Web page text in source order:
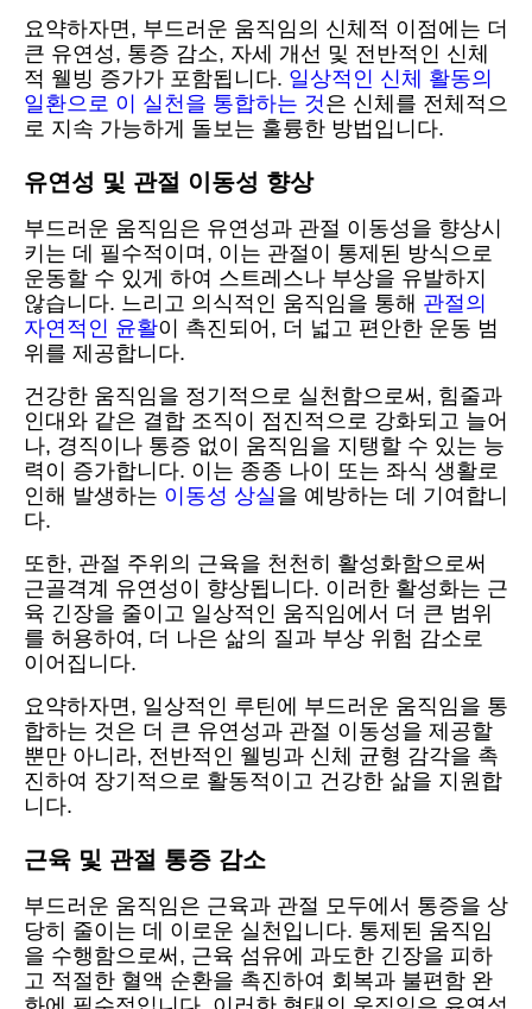
요약하자면, 부드러운 움직임의 신체적 이점에는 더
큰 유연성, 통증 감소, 자세 개선 및 전반적인 신체
적 웰빙 증가가 포함됩니다. 일상적인 신체 활동의
일환으로 이 실천을 통합하는 것은 신체를 전체적으
로 지속 가능하게 돌보는 훌륭한 방법입니다.
유연성 및 관절 이동성 향상
부드러운 움직임은 유연성과 관절 이동성을 향상시
키는 데 필수적이며, 이는 관절이 통제된 방식으로
운동할 수 있게 하여 스트레스나 부상을 유발하지
않습니다. 느리고 의식적인 움직임을 통해 관절의
자연적인 윤활이 촉진되어, 더 넓고 편안한 운동 범
위를 제공합니다.
건강한 움직임을 정기적으로 실천함으로써, 힘줄과
인대와 같은 결합 조직이 점진적으로 강화되고 늘어
나, 경직이나 통증 없이 움직임을 지탱할 수 있는 능
력이 증가합니다. 이는 종종 나이 또는 좌식 생활로
인해 발생하는 이동성 상실을 예방하는 데 기여합니
다.
또한, 관절 주위의 근육을 천천히 활성화함으로써
근골격계 유연성이 향상됩니다. 이러한 활성화는 근
육 긴장을 줄이고 일상적인 움직임에서 더 큰 범위
를 허용하여, 더 나은 삶의 질과 부상 위험 감소로
이어집니다.
요약하자면, 일상적인 루틴에 부드러운 움직임을 통
합하는 것은 더 큰 유연성과 관절 이동성을 제공할
뿐만 아니라, 전반적인 웰빙과 신체 균형 감각을 촉
진하여 장기적으로 활동적이고 건강한 삶을 지원합
니다.
근육 및 관절 통증 감소
부드러운 움직임은 근육과 관절 모두에서 통증을 상
당히 줄이는 데 이로운 실천입니다. 통제된 움직임
을 수행함으로써, 근육 섬유에 과도한 긴장을 피하
고 적절한 혈액 순환을 촉진하여 회복과 불편함 완